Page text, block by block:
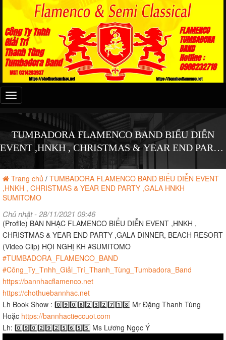
Đây
là
menu
TUMBADORA FLAMENCO BAND BIỂU DIỄN
EVENT ,HNKH , CHRISTMAS & YEAR END PARTY
,GALA HNKH SUMITOMO
Trang chủ / TUMBADORA FLAMENCO BAND BIỂU DIỄN EVENT
,HNKH , CHRISTMAS & YEAR END PARTY ,GALA HNKH
SUMITOMO
Chủ nhật - 28/11/2021 09:46
(Profile) BAN NHẠC FLAMENCO BIỂU DIỄN EVENT ,HNKH ,
CHRISTMAS & YEAR END PARTY ,GALA DINNER, BEACH RESORT
(Video Clip) HỘI NGHỊ KH #SUMITOMO
#TUMBADORA_FLAMENCO_BAND​​​
#Công_Ty_Tnhh_Giải_Trí_Thanh_Tùng_Tumbadora_Band​​​
https://bannhacflamenco.net​​​
https://chothuebannhac.net​​​
Lh Book Show : 0️⃣9️⃣0️⃣8️⃣2️⃣3️⃣2️⃣7️⃣1️⃣8️⃣ Mr Đặng Thanh Tùng
Hoặc https://bannhactieccuoi.com​​​
Lh: 0️⃣9️⃣0️⃣2️⃣9️⃣2️⃣5️⃣6️⃣5️⃣5️⃣ Ms Lương Ngọc Ý